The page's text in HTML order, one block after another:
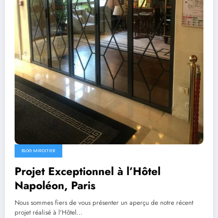
BLOG MIROITIER
Projet Exceptionnel à l’Hôtel
Napoléon, Paris
Nous sommes fiers de vous présenter un aperçu de notre récent
projet réalisé à l'Hôtel…